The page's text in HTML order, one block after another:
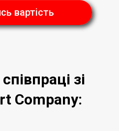
вартість
зі
Company: